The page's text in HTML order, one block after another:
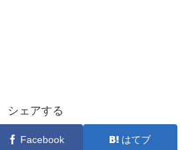
シェアする
Facebook はてブ